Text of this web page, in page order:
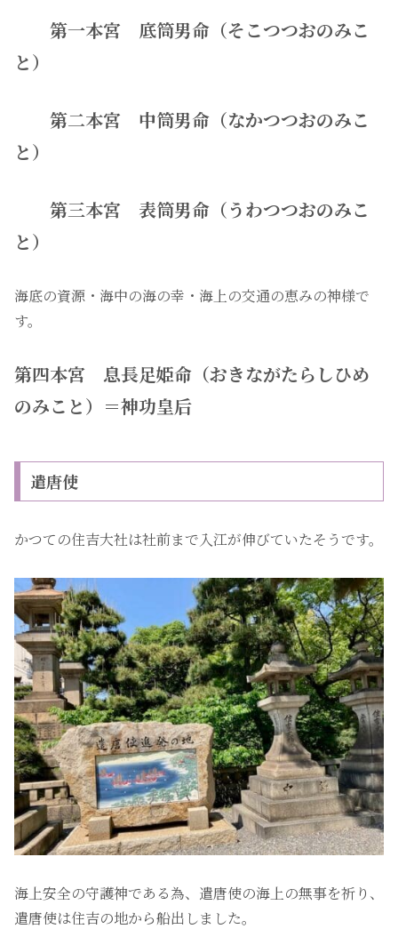
第一本宮 底筒男命（そこつつおのみこ
と）
第二本宮 中筒男命（なかつつおのみこ
と）
第三本宮 表筒男命（うわつつおのみこ
と）
海底の資源・海中の海の幸・海上の交通の恵みの神様で
す。
第四本宮 息長足姫命（おきながたらしひめ
のみこと）＝神功皇后
遣唐使
かつての住吉大社は社前まで入江が伸びていたそうです。
海上安全の守護神である為、遣唐使の海上の無事を祈り、
遣唐使は住吉の地から船出しました。